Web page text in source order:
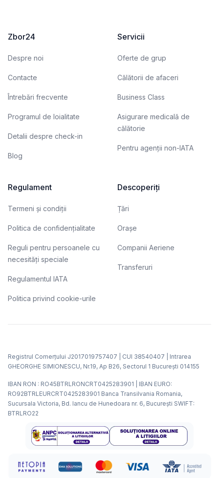
Zbor24
Despre noi
Contacte
Întrebări frecvente
Programul de loialitate
Detalii despre check-in
Blog
Servicii
Oferte de grup
Călătorii de afaceri
Business Class
Asigurare medicală de
călătorie
Pentru agenții non-IATA
Regulament
Termeni și condiții
Politica de confidențialitate
Reguli pentru persoanele cu
necesități speciale
Regulamentul IATA
Politica privind cookie-urile
Descoperiți
Țări
Orașe
Companii Aeriene
Transferuri
Registrul Comerțului J2017019757407 | CUI 38540407 | Intrarea
GHEORGHE SIMIONESCU, Nr.19, Ap B26, Sectorul 1 Bucureşti 014155
IBAN RON : RO45BTRLRONCRT0425283901 | IBAN EURO:
RO92BTRLEURCRT0425283901 Banca Transilvania Romania,
Sucursala Victoria, Bd. Iancu de Hunedoara nr. 6, Bucureşti SWIFT:
BTRLRO22